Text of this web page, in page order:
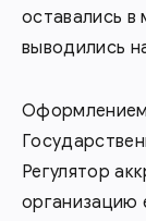
оставались в
выводились
Оформлением
Регулятор
организацию